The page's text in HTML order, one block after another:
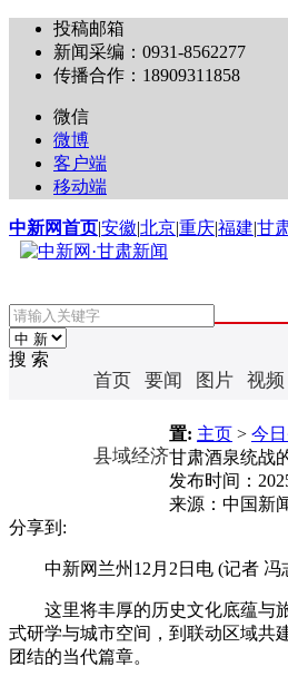
投稿邮箱
新闻采编：0931-8562277
传播合作：18909311858
微信
微博
客户端
移动端
中新网首页|安徽|北京|重庆|福建|甘
搜 索
首页 要闻 图片 视频
县域经济
置: 主页 > 今
甘肃酒泉统战
发布时间：
来源： 中国新
分享到:
中新网兰州12月2日电 (记者 冯志
这里将丰厚的历史文化底蕴与旅
式研学与城市空间，到联动区域共
团结的当代篇章。